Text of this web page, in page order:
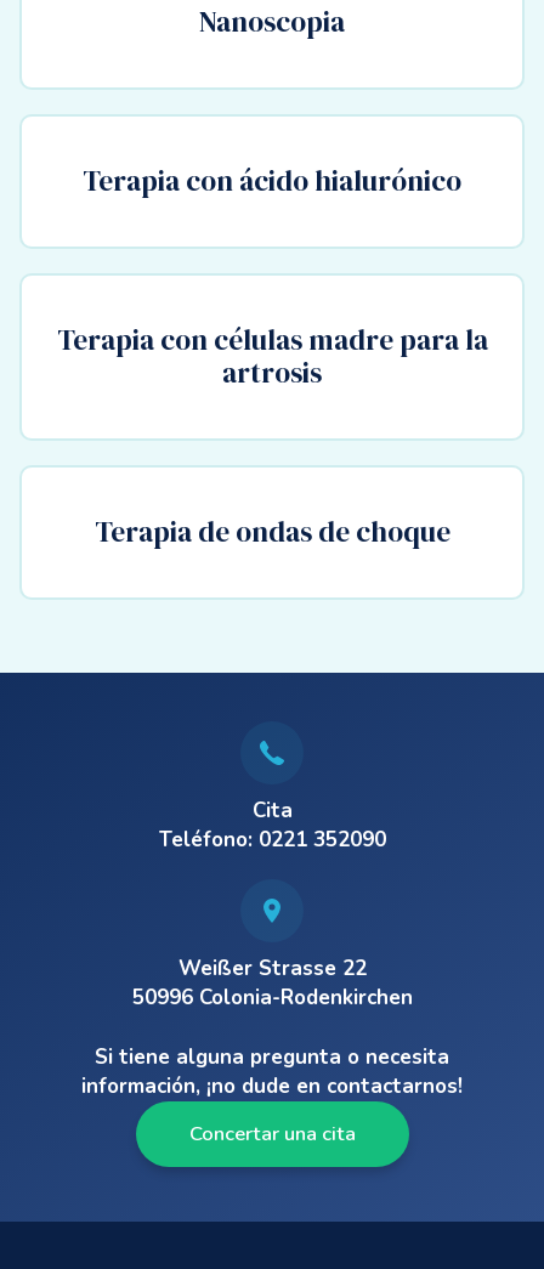
Nanoscopia
Terapia con ácido hialurónico
Terapia con células madre para la
artrosis
Terapia de ondas de choque
Cita
Teléfono: 0221 352090
Weißer Strasse 22
50996 Colonia-Rodenkirchen
Si tiene alguna pregunta o necesita
información, ¡no dude en contactarnos!
Concertar una cita